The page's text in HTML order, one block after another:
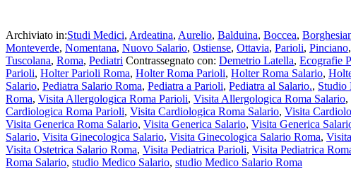
Archiviato in:Studi Medici, Ardeatina, Aurelio, Balduina, Boccea,
Monteverde, Nomentana, Nuovo Salario, Ostiense, Ottavia, Parioli, Pinciano,
Tuscolana, Roma, Pediatri Contrassegnato con: Demetrio Latella, Ecografie
Parioli, Holter Parioli Roma, Holter Roma Parioli, Holter Roma Salario,
Salario, Pediatra Salario Roma, Pediatra a Parioli, Pediatra al Salario., Studio
Roma, Visita Allergologica Roma Parioli, Visita Allergologica Roma Salario,
Cardiologica Roma Parioli, Visita Cardiologica Roma Salario, Visita
Visita Generica Roma Salario, Visita Generica Salario, Visita Generica
Salario, Visita Ginecologica Salario, Visita Ginecologica Salario Roma,
Visita Ostetrica Salario Roma, Visita Pediatrica Parioli, Visita Pediatrica
Roma Salario, studio Medico Salario, studio Medico Salario Roma